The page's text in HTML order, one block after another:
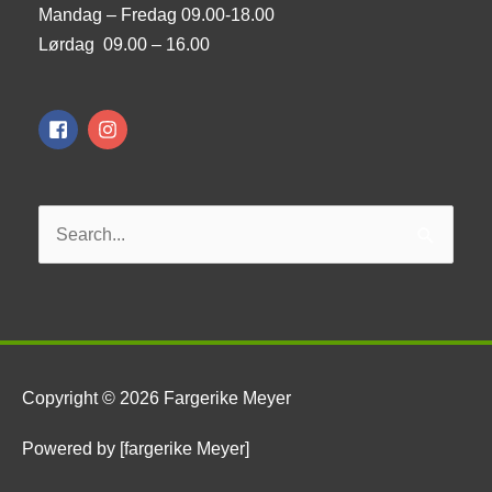
Mandag – Fredag 09.00-18.00
Lørdag 09.00 – 16.00
Copyright © 2026 Fargerike Meyer
Powered by [fargerike Meyer]